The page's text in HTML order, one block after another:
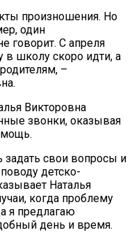
произношения. Но
один
говорит. С апреля
в школу скоро идти, а
–
Викторовна
звонки, оказывая
свои вопросы и
детско-
Наталья
когда проблему
я предлагаю
день и время.